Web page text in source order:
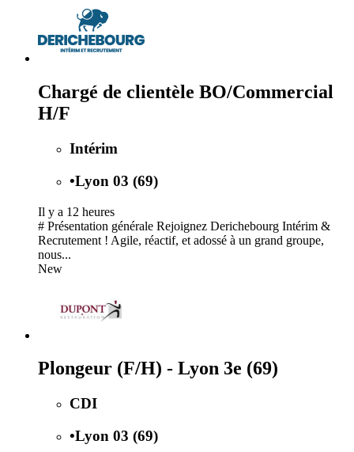
Chargé de clientèle BO/Commercial
H/F
Intérim
•Lyon 03 (69)
Il y a 12 heures
# Présentation générale Rejoignez Derichebourg Intérim &
Recrutement ! Agile, réactif, et adossé à un grand groupe,
nous...
New
Plongeur (F/H) - Lyon 3e (69)
CDI
•Lyon 03 (69)